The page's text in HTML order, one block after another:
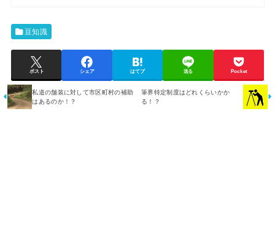
豆知識
ポスト シェア はてブ 送る Pocket
私道の舗装に対して市区町村の補助
はあるのか！？
筆界特定制度はどれくらいかか
る！？